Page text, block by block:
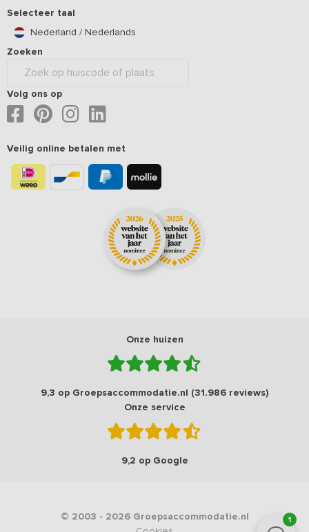
1
Selecteer taal
Nederland / Nederlands
Zoeken
Volg ons op
Veilig online betalen met
Onze huizen
9,3 op Groepsaccommodatie.nl (31.986 reviews)
Onze service
9,2 op Google
© 2003 - 2026 Groepsaccommodatie.nl